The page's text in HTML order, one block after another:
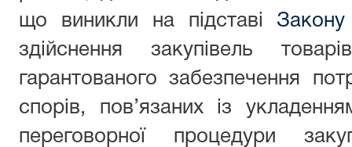
що виникли на підставі Закону
здійснення закупівель
гарантованого забезпечення
спорів, пов’язаних із
переговорної процедури